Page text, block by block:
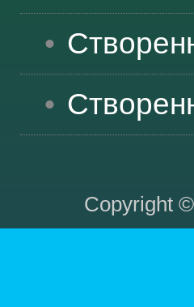
Copyright